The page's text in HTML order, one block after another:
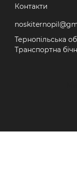
Контакти
Тернопільська
Транспортна